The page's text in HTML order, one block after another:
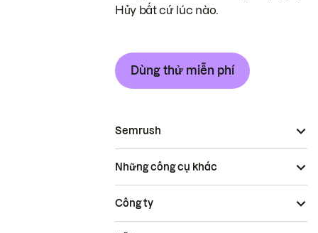
Hủy bất cứ lúc nào.
Dùng thử miễn phí
Semrush
Những công cụ khác
Công ty